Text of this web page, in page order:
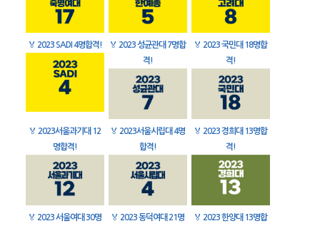
🏅 2023 SADI 4명합격! 🏅 2023 성균관대 7명합
격!
🏅 2023 국민대 18명합
격!
🏅 2023서울과기대 12
명합격!
🏅 2023서울시립대 4명
합격!
🏅 2023 경희대 13명합
격!
🏅 2023 서울여대 30명
🏅 2023 동덕여대 21명
🏅 2023 한양대 13명합